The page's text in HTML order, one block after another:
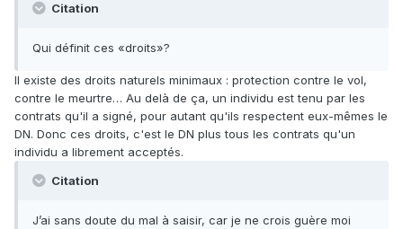
Citation
Qui définit ces «droits»?
Il existe des droits naturels minimaux : protection contre le vol,
contre le meurtre… Au delà de ça, un individu est tenu par les
contrats qu'il a signé, pour autant qu'ils respectent eux-mêmes le
DN. Donc ces droits, c'est le DN plus tous les contrats qu'un
individu a librement acceptés.
Citation
J’ai sans doute du mal à saisir, car je ne crois guère moi